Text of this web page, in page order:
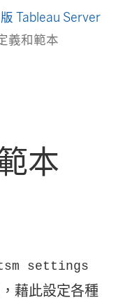
Tableau Server
義和範本
本
settings
藉此設定各種